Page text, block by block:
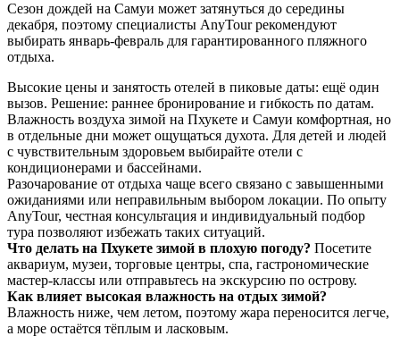
Сезон дождей на Самуи может затянуться до середины
декабря, поэтому специалисты AnyTour рекомендуют
выбирать январь-февраль для гарантированного пляжного
отдыха.
Высокие цены и занятость отелей в пиковые даты: ещё один
вызов. Решение: раннее бронирование и гибкость по датам.
Влажность воздуха зимой на Пхукете и Самуи комфортная, но
в отдельные дни может ощущаться духота. Для детей и людей
с чувствительным здоровьем выбирайте отели с
кондиционерами и бассейнами.
Разочарование от отдыха чаще всего связано с завышенными
ожиданиями или неправильным выбором локации. По опыту
AnyTour, честная консультация и индивидуальный подбор
тура позволяют избежать таких ситуаций.
Что делать на Пхукете зимой в плохую погоду? Посетите
аквариум, музеи, торговые центры, спа, гастрономические
мастер-классы или отправьтесь на экскурсию по острову.
Как влияет высокая влажность на отдых зимой?
Влажность ниже, чем летом, поэтому жара переносится легче,
а море остаётся тёплым и ласковым.